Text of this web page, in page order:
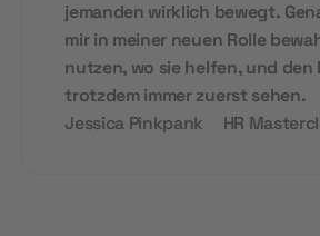
jemanden wirklich bewegt.
mir in meiner neuen Rolle
nutzen, wo sie helfen, und den
trotzdem immer zuerst sehen.
Jessica Pinkpank
HR